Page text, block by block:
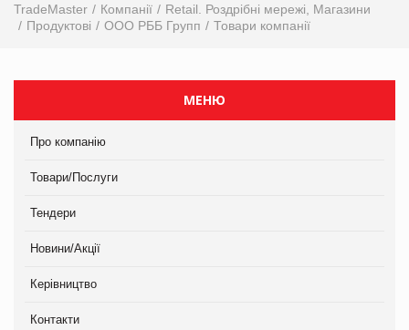
TradeMaster Компанії
Retail. Роздрібні мережі, Магазини
Продуктові
ООО РББ Групп Товари компанії
МЕНЮ
Про компанію
Товари/Послуги
Тендери
Новини/Акції
Керівництво
Контакти